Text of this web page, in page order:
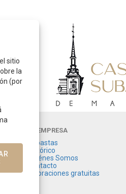
LA EMPRESA
Subastas
Histórico
Quiénes Somos
Contacto
Valoraciones gratuitas
sitio
la
(por